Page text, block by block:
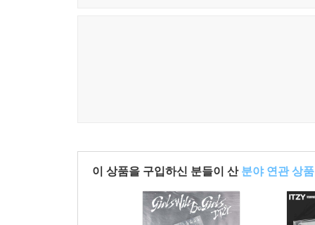
이 상품을 구입하신 분들이 산 분야 연관 상품